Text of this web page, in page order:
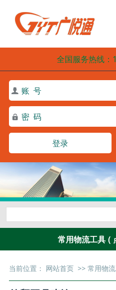
全国服务热线：
登录
常用物流工具 (
当前位置： 网站首页>> 常用物